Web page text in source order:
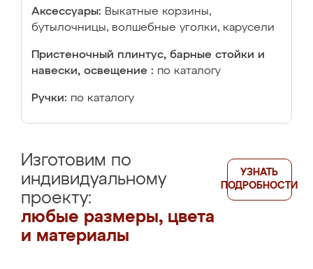
Аксессуары: Выкатные корзины,
бутылочницы, волшебные уголки, карусели
Пристеночный плинтус, барные стойки и
навески, освещение : по каталогу
Ручки: по каталогу
Изготовим по
индивидуальному
проекту:
любые размеры, цвета
и материалы
УЗНАТЬ
ПОДРОБНОСТИ